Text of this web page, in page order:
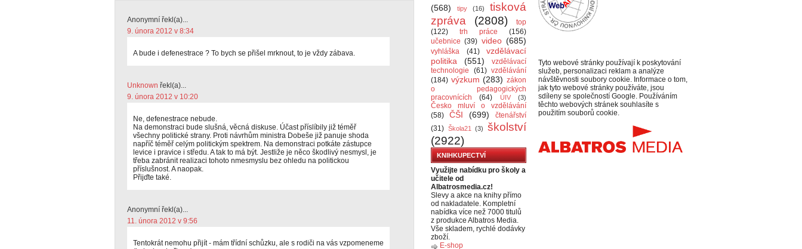
Anonymní řekl(a)...
9. února 2012 v 8:34
A bude i defenestrace ? To bych se přišel mrknout, to je vždy zábava.
Unknown řekl(a)...
9. února 2012 v 10:20
Ne, defenestrace nebude.
Na demonstraci bude slušná, věcná diskuse. Účast příslíbily již téměř
všechny politické strany. Proti návrhům ministra Dobeše již panuje shoda
napříč téměř celým politickým spektrem. Na demonstraci potkáte zástupce
levice i pravice i středu. A tak to má být. Jestliže je něco škodlivý nesmysl, je
třeba zabránit realizaci tohoto nmesmyslu bez ohledu na politickou
příslušnost. A naopak.
Přijďte také.
Anonymní řekl(a)...
11. února 2012 v 9:56
Tentokrát nemohu přijít - mám třídní schůzku, ale s rodiči na vás vzpomeneme
(568)
tipy (16)
tisková
zpráva
(2808)
top
(122)
trh práce
(156)
učebnice (39) video (685)
vyhláška (41)
vzdělávací
politika
(551)
vzdělávací
technologie
(61) vzdělávání
(184) výzkum (283) zákon
o pedagogických
pracovnících
(64) ÚIV (3)
Česko mluví o vzdělávání
(58)
ČŠI (699)
čtenářství
(31) Škola21 (3)
školství
(2922)
KNIHKUPECTVÍ
Využijte nabídku pro školy a
učitele od
Albatrosmedia.cz!
Slevy a akce na knihy přímo
od nakladatele. Kompletní
nabídka více než 7000 titulů
z produkce Albatros Media.
Vše skladem, rychlé dodávky
zboží.
E-shop
Tyto webové stránky používají k poskytování
služeb, personalizaci reklam a analýze
návštěvnosti soubory cookie. Informace o tom,
jak tyto webové stránky používáte, jsou
sdíleny se společností Google. Používáním
těchto webových stránek souhlasíte s
použitím souborů cookie.